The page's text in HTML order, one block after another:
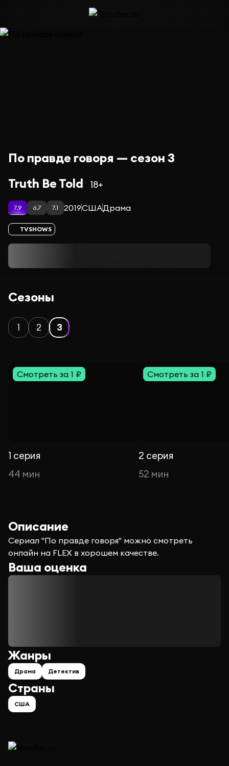
По правде говоря — сезон 3
Truth Be Told
18+
7.9 6.7 7.1 2019СШАДрама
TVSHOWS
Сезоны
1 2 3
Смотреть за 1 ₽
1 серия
44 мин
Смотреть за 1 ₽
2 серия
52 мин
Описание
Сериал "По правде говоря" можно смотреть
онлайн на FLEX в хорошем качестве.
Ваша оценка
Страны
США
Жанры
Драма Детектив